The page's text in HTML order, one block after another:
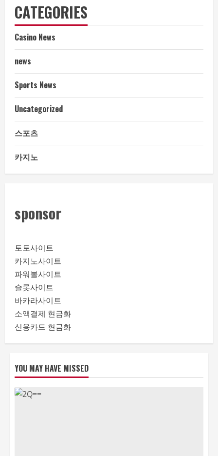
CATEGORIES
Casino News
news
Sports News
Uncategorized
스포츠
카지노
sponsor
토토사이트
카지노사이트
파워볼사이트
슬롯사이트
바카라사이트
소액결제 현금화
신용카드 현금화
YOU MAY HAVE MISSED